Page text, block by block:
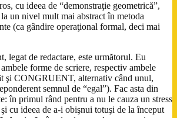
cu ideea de “demonstraţie geometrică”,
un nivel mult mai abstract în metoda
(ca gândire operaţional formal, deci mai
legat de redactare, este următorul. Eu
forme de scriere, respectiv ambele
şi CONGRUENT, alternativ când unul,
semnul de “egal”). Fac asta din
în primul rând pentru a nu le cauza un stress
cu ideea de a-i obişnui totuşi de la început